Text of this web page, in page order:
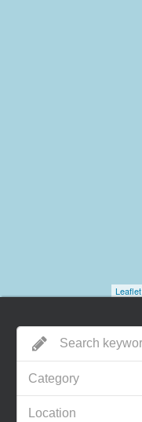
Leaflet
Category
Location